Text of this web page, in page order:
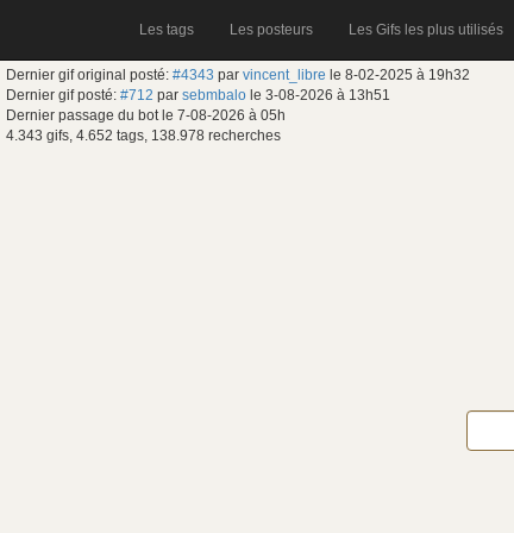
Les tags Les posteurs Les Gifs les plus utilisés
Dernier gif original posté: #4343 par vincent_libre le 8-02-2025 à 19h32
Dernier gif posté: #712 par sebmbalo le 3-08-2026 à 13h51
Dernier passage du bot le 7-08-2026 à 05h
4.343 gifs, 4.652 tags, 138.978 recherches